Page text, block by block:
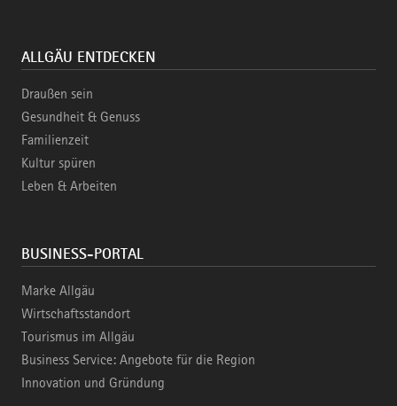
ALLGÄU ENTDECKEN
Draußen sein
Gesundheit & Genuss
Familienzeit
Kultur spüren
Leben & Arbeiten
BUSINESS-PORTAL
Marke Allgäu
Wirtschaftsstandort
Tourismus im Allgäu
Business Service: Angebote für die Region
Innovation und Gründung